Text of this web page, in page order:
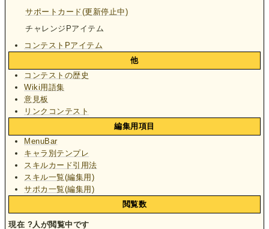
サポートカード(更新停止中)
チャレンジPアイテム
コンテストPアイテム
他
コンテストの歴史
Wiki用語集
意見板
リンクコンテスト
編集用項目
MenuBar
キャラ別テンプレ
スキルカード引用法
スキル一覧(編集用)
サポカ一覧(編集用)
閲覧数
現在 ?人が閲覧中です